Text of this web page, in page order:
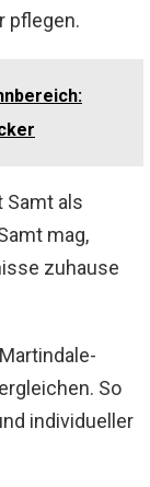
pflegen.
Samt als
mag,
zuhause
So
individueller